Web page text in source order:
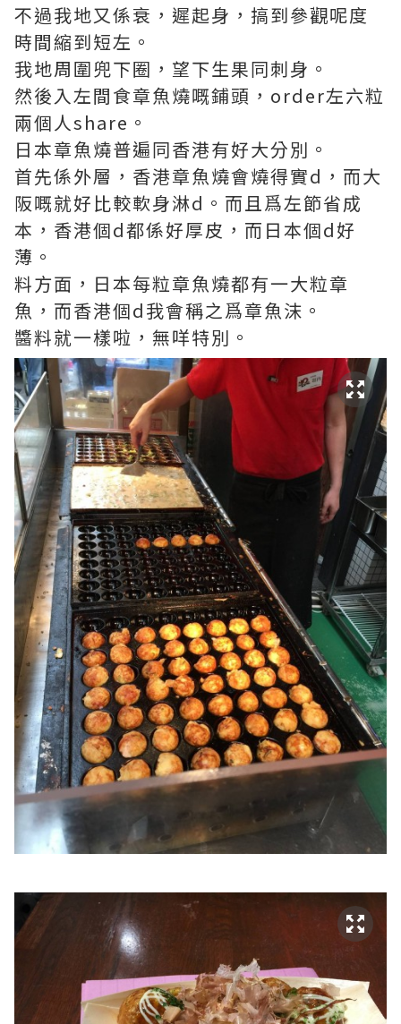
不過我地又係衰，遲起身，搞到參觀呢度
時間縮到短左。
我地周圍兜下圈，望下生果同刺身。
然後入左間食章魚燒嘅鋪頭，order左六粒
兩個人share。
日本章魚燒普遍同香港有好大分別。
首先係外層，香港章魚燒會燒得實d，而大
阪嘅就好比較軟身淋d。而且爲左節省成
本，香港個d都係好厚皮，而日本個d好
薄。
料方面，日本每粒章魚燒都有一大粒章
魚，而香港個d我會稱之爲章魚沫。
醬料就一樣啦，無咩特別。